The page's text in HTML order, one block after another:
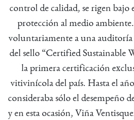
control de calidad, se rigen bajo
protección al medio
voluntariamente a una auditoría
del sello “Certified Sustainable
la primera certificación
vitivinícola del país. Hasta el
consideraba sólo el desempeño
y en esta ocasión, Viña